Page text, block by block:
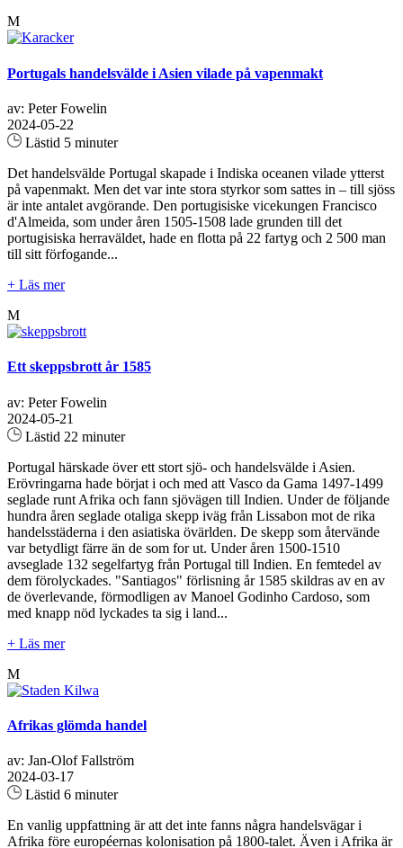
M
Portugals handelsvälde i Asien vilade på vapenmakt
av: Peter Fowelin
2024-05-22
Lästid 5 minuter
Det handelsvälde Portugal skapade i Indiska oceanen vilade ytterst
på vapenmakt. Men det var inte stora styrkor som sattes in – till sjöss
är inte antalet avgörande. Den portugisiske vicekungen Francisco
d'Almeida, som under åren 1505-1508 lade grunden till det
portugisiska herraväldet, hade en flotta på 22 fartyg och 2 500 man
till sitt förfogande...
+ Läs mer
M
Ett skeppsbrott år 1585
av: Peter Fowelin
2024-05-21
Lästid 22 minuter
Portugal härskade över ett stort sjö- och handelsvälde i Asien.
Erövringarna hade börjat i och med att Vasco da Gama 1497-1499
seglade runt Afrika och fann sjövägen till Indien. Under de följande
hundra åren seglade otaliga skepp iväg från Lissabon mot de rika
handelsstäderna i den asiatiska övärlden. De skepp som återvände
var betydligt färre än de som for ut. Under åren 1500-1510
avseglade 132 segelfartyg från Portugal till Indien. En femtedel av
dem förolyckades. "Santiagos" förlisning år 1585 skildras av en av
de överlevande, förmodligen av Manoel Godinho Cardoso, som
med knapp nöd lyckades ta sig i land...
+ Läs mer
M
Afrikas glömda handel
av: Jan-Olof Fallström
2024-03-17
Lästid 6 minuter
En vanlig uppfattning är att det inte fanns några handelsvägar i
Afrika före européernas kolonisation på 1800-talet. Även i Afrika är